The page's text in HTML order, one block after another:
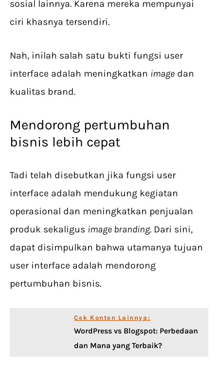
sosial lainnya. Karena mereka mempunyai
ciri khasnya tersendiri.
Nah, inilah salah satu bukti fungsi user
interface adalah meningkatkan image dan
kualitas brand.
Mendorong pertumbuhan
bisnis lebih cepat
Tadi telah disebutkan jika fungsi user
interface adalah mendukung kegiatan
operasional dan meningkatkan penjualan
produk sekaligus image branding. Dari sini,
dapat disimpulkan bahwa utamanya tujuan
user interface adalah mendorong
pertumbuhan bisnis.
Cek Konten Lainnya:
WordPress vs Blogspot: Perbedaan
dan Mana yang Terbaik?